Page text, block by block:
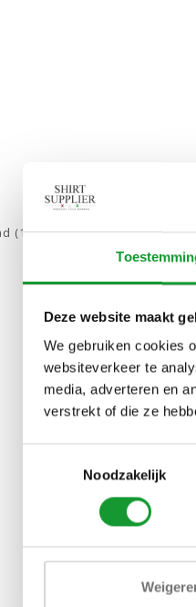
Deze website maakt
We gebruiken cookies
websiteverkeer te
media, adverteren en
verstrekt of die ze
Noodzakelijk
(1)